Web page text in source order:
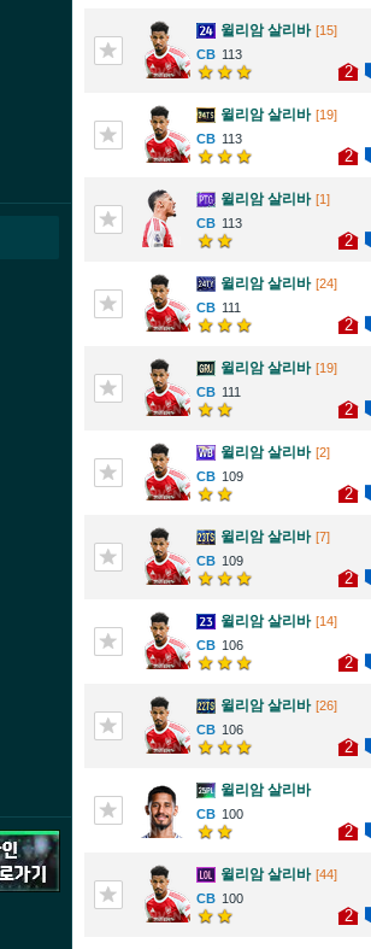
윌리암 살리바 [15]
113
2
윌리암 살리바 [19]
113
2
윌리암 살리바 [1]
113
2
윌리암 살리바 [24]
111
2
윌리암 살리바 [19]
111
2
윌리암 살리바 [2]
109
2
윌리암 살리바 [7]
109
2
윌리암 살리바 [14]
106
2
윌리암 살리바 [26]
106
2
윌리암 살리바
100
2
윌리암 살리바 [44]
100
2